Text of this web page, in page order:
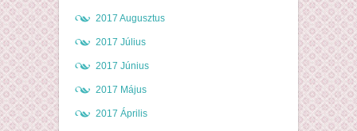
2017 Augusztus
2017 Július
2017 Június
2017 Május
2017 Április